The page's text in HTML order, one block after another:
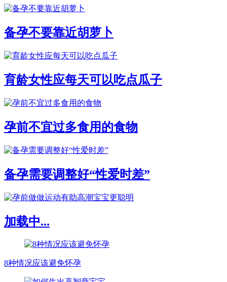
备孕不要靠近胡萝卜
育龄女性应每天可以吃点瓜子
孕前不宜过多食用的食物
备孕需要调整好“性爱时差”
加载中...
8种情况应该避免怀孕